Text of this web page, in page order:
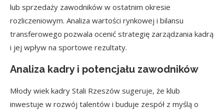
lub sprzedaży zawodników w ostatnim okresie
rozliczeniowym. Analiza wartości rynkowej i bilansu
transferowego pozwala ocenić strategię zarządzania kadrą
i jej wpływ na sportowe rezultaty.
Analiza kadry i potencjału zawodników
Młody wiek kadry Stali Rzeszów sugeruje, że klub
inwestuje w rozwój talentów i buduje zespół z myślą o